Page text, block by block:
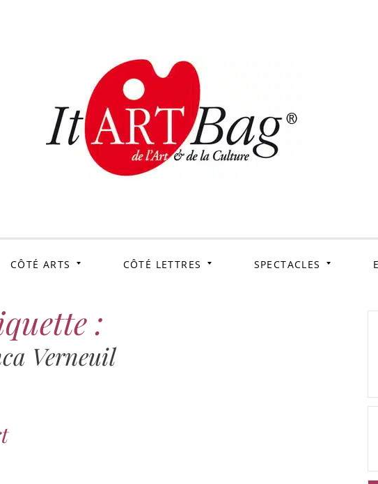
CÔTÉ ARTS CÔTÉ LETTRES SPECTACLES
:
Verneuil